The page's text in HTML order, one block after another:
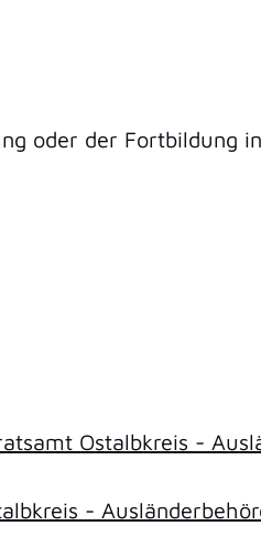
oder der Fortbildung
Ostalbkreis -
-